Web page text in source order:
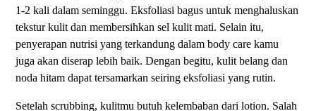
1-2 kali dalam seminggu. Eksfoliasi bagus untuk menghaluskan
tekstur kulit dan membersihkan sel kulit mati. Selain itu,
penyerapan nutrisi yang terkandung dalam body care kamu
juga akan diserap lebih baik. Dengan begitu, kulit belang dan
noda hitam dapat tersamarkan seiring eksfoliasi yang rutin.
Setelah scrubbing, kulitmu butuh kelembaban dari lotion. Salah